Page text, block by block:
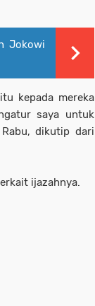
Jokowi
kepada mereka
saya untuk
dikutip dari
ijazahnya.